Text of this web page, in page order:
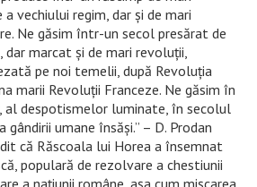
vechiului regim, dar și de mari
Ne găsim într-un secol presărat de
marcat și de mari revoluții,
pe noi temelii, după Revoluția
marii Revoluții Franceze. Ne găsim în
al despotismelor luminate, în secolul
umane însăși.” – D. Prodan
că Răscoala lui Horea a însemnat
populară de rezolvare a chestiunii
a națiunii române, așa cum mișcarea